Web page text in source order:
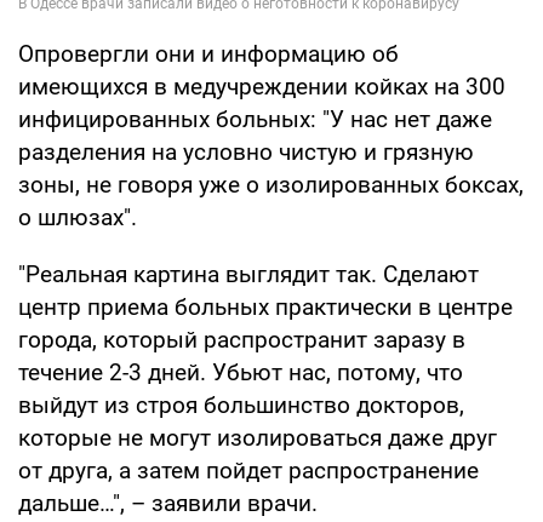
Опровергли они и информацию об
имеющихся в медучреждении койках на 300
инфицированных больных: "У нас нет даже
разделения на условно чистую и грязную
зоны, не говоря уже о изолированных боксах,
о шлюзах".
"Реальная картина выглядит так. Сделают
центр приема больных практически в центре
города, который распространит заразу в
течение 2-3 дней. Убьют нас, потому, что
выйдут из строя большинство докторов,
которые не могут изолироваться даже друг
от друга, а затем пойдет распространение
дальше…", – заявили врачи.